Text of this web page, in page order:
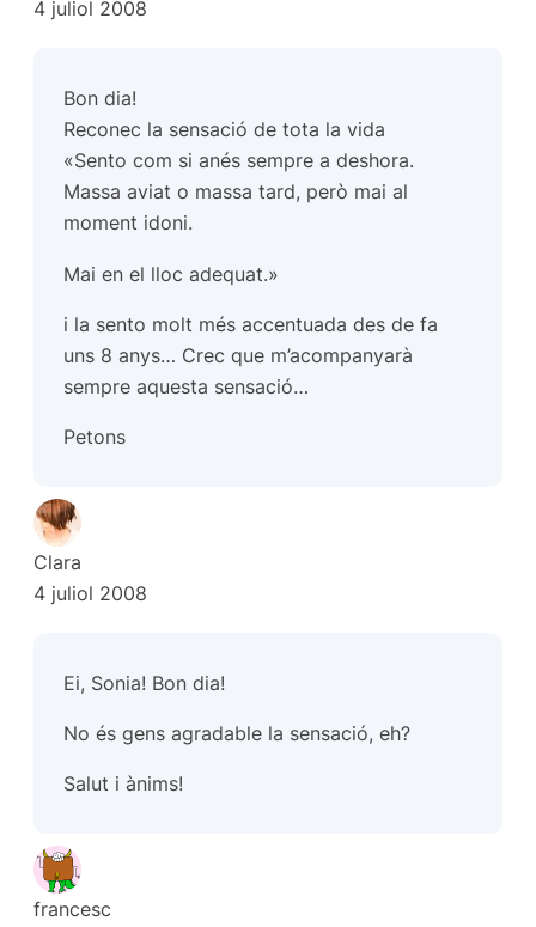
4 juliol 2008
Bon dia!
Reconec la sensació de tota la vida
«Sento com si anés sempre a deshora.
Massa aviat o massa tard, però mai al
moment idoni.
Mai en el lloc adequat.»
i la sento molt més accentuada des de fa
uns 8 anys… Crec que m’acompanyarà
sempre aquesta sensació…
Petons
Clara
4 juliol 2008
Ei, Sonia! Bon dia!
No és gens agradable la sensació, eh?
Salut i ànims!
francesc